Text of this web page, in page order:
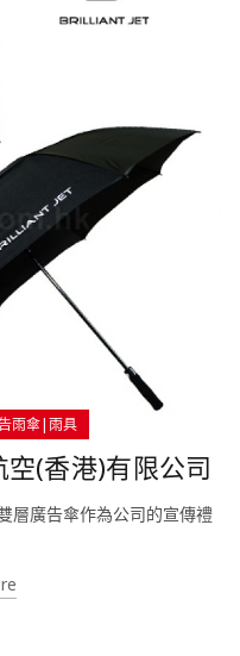
雨傘|雨具
(香港)有限公司
層廣告傘作為公司的宣傳禮